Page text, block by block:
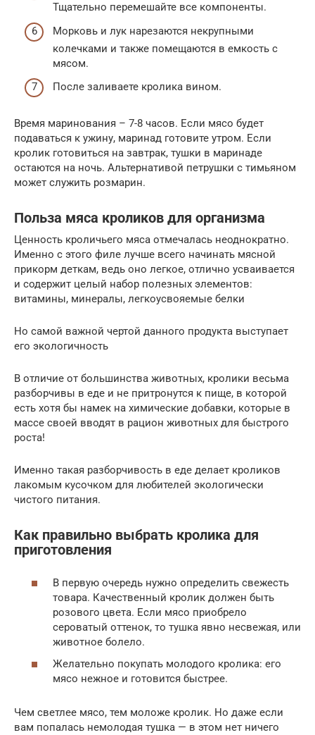
Тщательно перемешайте все компоненты.
Морковь и лук нарезаются некрупными
колечками и также помещаются в емкость с
мясом.
После заливаете кролика вином.
Время маринования – 7-8 часов. Если мясо будет
подаваться к ужину, маринад готовите утром. Если
кролик готовиться на завтрак, тушки в маринаде
остаются на ночь. Альтернативой петрушки с тимьяном
может служить розмарин.
Польза мяса кроликов для организма
Ценность кроличьего мяса отмечалась неоднократно.
Именно с этого филе лучше всего начинать мясной
прикорм деткам, ведь оно легкое, отлично усваивается
и содержит целый набор полезных элементов:
витамины, минералы, легкоусвояемые белки
Но самой важной чертой данного продукта выступает
его экологичность
В отличие от большинства животных, кролики весьма
разборчивы в еде и не притронутся к пище, в которой
есть хотя бы намек на химические добавки, которые в
массе своей вводят в рацион животных для быстрого
роста!
Именно такая разборчивость в еде делает кроликов
лакомым кусочком для любителей экологически
чистого питания.
Как правильно выбрать кролика для
приготовления
В первую очередь нужно определить свежесть
товара. Качественный кролик должен быть
розового цвета. Если мясо приобрело
сероватый оттенок, то тушка явно несвежая, или
животное болело.
Желательно покупать молодого кролика: его
мясо нежное и готовится быстрее.
Чем светлее мясо, тем моложе кролик. Но даже если
вам попалась немолодая тушка — в этом нет ничего